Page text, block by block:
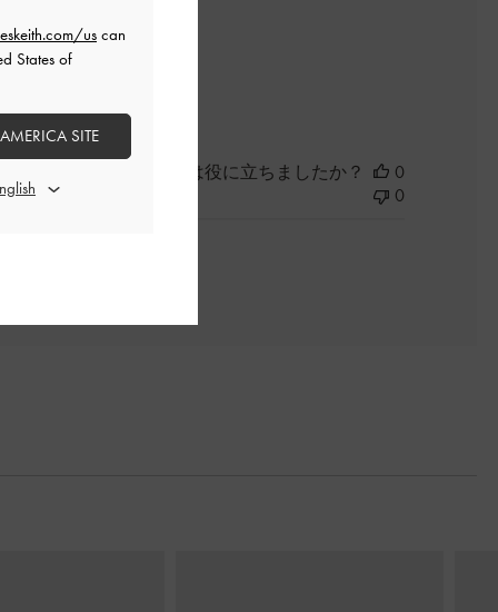
このレビューは役に立ちましたか？
0
0
uscan
States of
SITE